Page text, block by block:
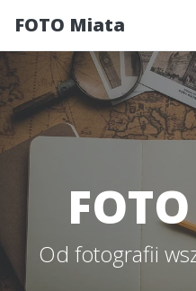
FOTO Miata
Od fotografii